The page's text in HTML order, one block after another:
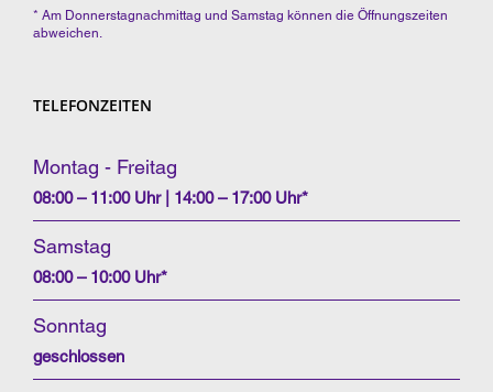
* Am Donnerstagnachmittag und Samstag können die Öffnungszeiten
abweichen.
TELEFONZEITEN
Montag - Freitag
08:00 – 11:00 Uhr | 14:00 – 17:00 Uhr*
Samstag
08:00 – 10:00 Uhr*
Sonntag
geschlossen